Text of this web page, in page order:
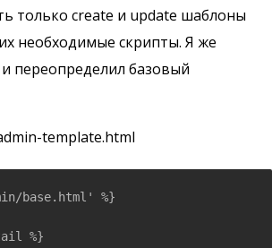
только create и update шаблоны
необходимые скрипты. Я же
переопределил базовый
template.html
base.html' %}
%}